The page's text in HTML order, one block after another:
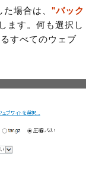
た場合は、"バック
ます。何も選択し
すべてのウェブ